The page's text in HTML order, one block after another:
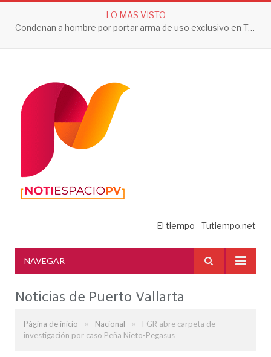
LO MAS VISTO
Condenan a hombre por portar arma de uso exclusivo en Tepic
El tiempo - Tutiempo.net
NAVEGAR
Noticias de Puerto Vallarta
Página de inicio » Nacional »
FGR abre carpeta de
investigación por caso Peña Nieto-Pegasus